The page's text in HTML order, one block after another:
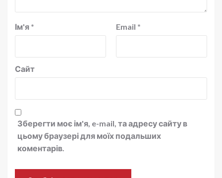
Ім'я * Email *
Сайт
Зберегти моє ім'я, e-mail, та адресу сайту в
цьому браузері для моїх подальших
коментарів.